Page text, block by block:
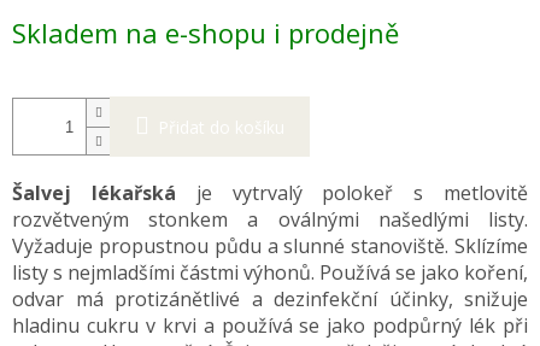
cena:
Skladem na e-shopu i prodejně
Přidat do košíku
Šalvej lékařská je vytrvalý polokeř s metlovitě
rozvětveným stonkem a oválnými našedlými listy.
Vyžaduje propustnou půdu a slunné stanoviště. Sklízíme
listy s nejmladšími částmi výhonů. Používá se jako koření,
odvar má protizánětlivé a dezinfekční účinky, snižuje
hladinu cukru v krvi a používá se jako podpůrný lék při